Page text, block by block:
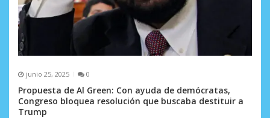
junio 25, 2025 0
Propuesta de Al Green: Con ayuda de demócratas,
Congreso bloquea resolución que buscaba destituir a
Trump